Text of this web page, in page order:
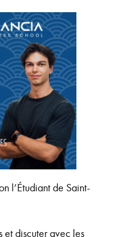
l’Étudiant de Saint-
et discuter avec les